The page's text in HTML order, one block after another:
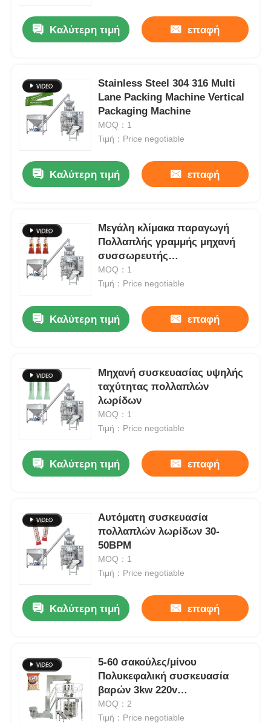
Καλύτερη τιμή επαφή
Stainless Steel 304 316 Multi
Lane Packing Machine Vertical
Packaging Machine
MOQ：1
Τιμή：Price negotiable
Καλύτερη τιμή επαφή
Μεγάλη κλίμακα παραγωγή
Πολλαπλής γραμμής μηχανή
συσσωρευτής
αυτοματοποιημένη
MOQ：1
Τιμή：Price negotiable
Καλύτερη τιμή επαφή
Μηχανή συσκευασίας υψηλής
ταχύτητας πολλαπλών
λωρίδων
MOQ：1
Τιμή：Price negotiable
Καλύτερη τιμή επαφή
Αυτόματη συσκευασία
πολλαπλών λωρίδων 30-
50BPM
MOQ：1
Τιμή：Price negotiable
Καλύτερη τιμή επαφή
5-60 σακούλες/μίνου
Πολυκεφαλική συσκευασία
βαρών 3kw 220v
Πολυλειτουργία
MOQ：2
Τιμή：Price negotiable